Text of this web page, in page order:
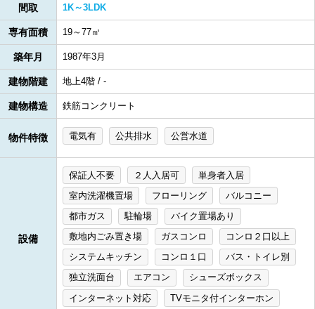
間取 1K～3LDK
専有面積 19～77㎡
築年月 1987年3月
建物階建 地上4階 / -
建物構造 鉄筋コンクリート
物件特徴 電気有 公共排水 公営水道
設備
保証人不要 ２人入居可
単身者入居
室内洗濯機置場
フローリング
バルコニー
都市ガス
駐輪場
バイク置場あり
敷地内ごみ置き場
ガスコンロ
コンロ２口以上
システムキッチン
コンロ１口
バス・トイレ別
独立洗面台
エアコン
シューズボックス
インターネット対応
TVモニタ付インターホン